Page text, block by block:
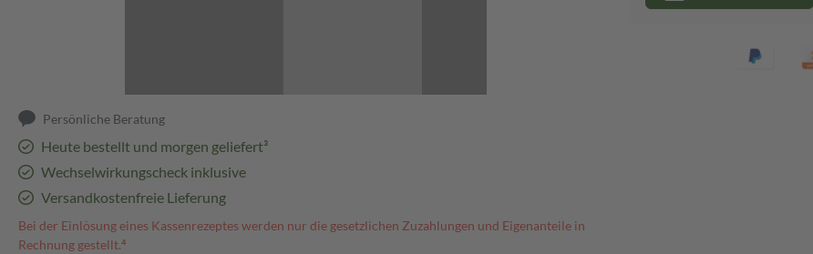
Persönliche Beratung
Heute bestellt und morgen geliefert³
Wechselwirkungscheck inklusive
Versandkostenfreie Lieferung
Bei der Einlösung eines Kassenrezeptes werden nur die gesetzlichen Zuzahlungen und Eigenanteile in
Rechnung gestellt.⁴